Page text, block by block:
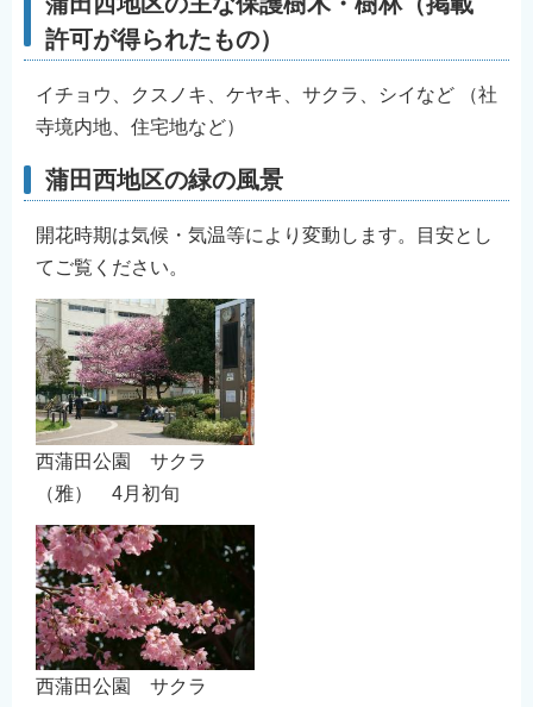
許可が得られたもの）
イチョウ、クスノキ、ケヤキ、サクラ、シイなど （社
寺境内地、住宅地など）
蒲田西地区の緑の風景
開花時期は気候・気温等により変動します。目安とし
てご覧ください。
西蒲田公園 サクラ
（雅） 4月初旬
西蒲田公園 サクラ
Filipino